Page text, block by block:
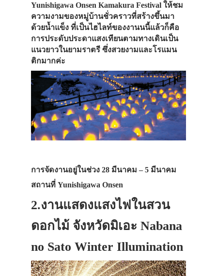
Yunishigawa Onsen Kamakura Festival ให้ชม
ความงามของหมู่บ้านชั่วคราวที่สร้างขึ้นมา
ด้วยน้ำแข็ง ที่เป็นไฮไลท์ของงานนนี้แล้วก็คือ
การประดับประดาแสงเทียนตามทางเดินเป็น
แนวยาวในยามราตรี ซึ่งสวยงามและโรแมน
ติกมากค่ะ
การจัดงานอยู่ในช่วง 28 มีนาคม – 5 มีนาคม
สถานที่ Yunishigawa Onsen
2.งานแสดงแสงไฟในสวน
ดอกไม้ จังหวัดมิเอะ Nabana
no Sato Winter Illumination